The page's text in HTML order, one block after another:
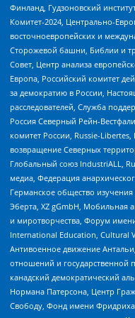
Финланд, Гудзоновский
Комитет-2024, Центрально-
восточноевропейских и
Сторожевой башни, Библии и
Совет, Центр анализа
Европа, Российский комитет
за демократию в России,
расследователей, Служба
Россия Северный Рейн-
комитет России, Russie-
возвращение Северных
Глобальный союз IndustriALL,
медиа, Федерация
Германское общество
Эберта, XZ gGmbH, Мобильная
и миротворчества, Форум
International Education, Cultural
Антивоенное движение
отношений и государственной
канадский демократический
Нормана Патерсона, Центр
Свободу, Фонд имени